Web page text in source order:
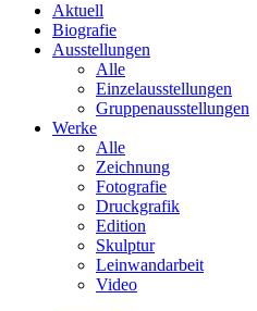
Aktuell
Biografie
Ausstellungen
Alle
Einzelausstellungen
Gruppenausstellungen
Werke
Alle
Zeichnung
Fotografie
Druckgrafik
Edition
Skulptur
Leinwandarbeit
Video